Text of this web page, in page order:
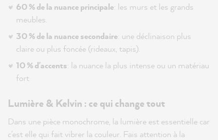
60 % de la nuance principale: les murs et les grands
meubles.
30 % de la nuance secondaire: une déclinaison plus
claire ou plus foncée (rideaux, tapis).
10 % d'accents: la nuance la plus intense ou un matériau
fort
Lumière & Kelvin : ce qui change tout
Dans une pièce monochrome, la lumière est essentielle car
c'est elle qui fait vibrer la couleur. Fais attention à la